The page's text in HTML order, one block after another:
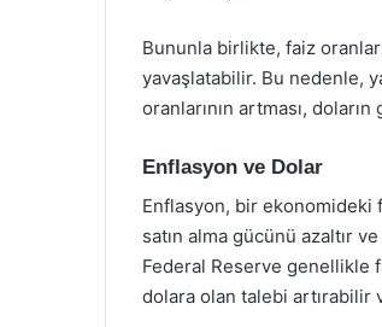
Bununla birlikte, faiz
yavaşlatabilir. Bu nedenle,
oranlarının artması,
Enflasyon ve Dolar
Enflasyon, bir ekonomideki
satın alma gücünü azaltır
Federal Reserve genellikle
dolara olan talebi artırabilir